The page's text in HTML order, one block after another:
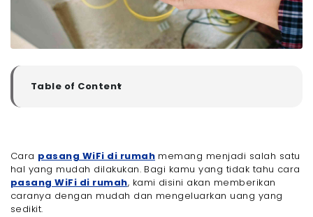
Table of Content
▼
ISP yang Ingin Digunakan
- 3. Menjadwalkan Pemasangan
- 4. Pemasangan Oleh Teknisi
Cara pasang WiFi di rumah memang menjadi salah satu
hal yang mudah dilakukan. Bagi kamu yang tidak tahu cara
pasang WiFi di rumah, kami disini akan memberikan
caranya dengan mudah dan mengeluarkan uang yang
sedikit.